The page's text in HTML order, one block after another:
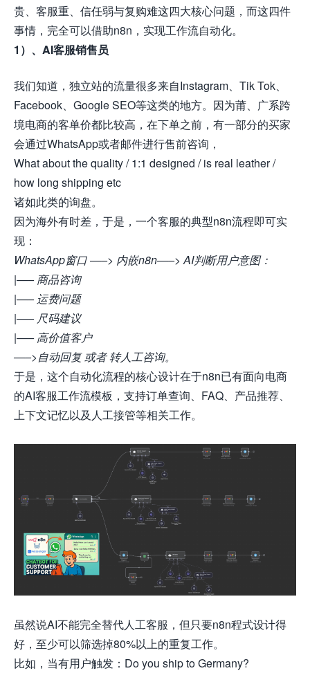
贵、客服重、信任弱与复购难这四大核心问题，而这四件
事情，完全可以借助n8n ，实现工作流自动化。
1）、AI客服销售员
我们知道，独立站的流量很多来自Instagram、Tik Tok、
Facebook、Google SEO等这类的地方。因为莆、广系跨
境电商的客单价都比较高，在下单之前，有一部分的买家
会通过WhatsApp或者邮件进行售前咨询，
What about the quality / 1:1 designed / is real leather /
how long shipping etc
诸如此类的询盘。
因为海外有时差，于是，一个客服的典型n8n流程即可实
现：
WhatsApp窗口 —–> 内嵌n8n—–> AI判断用户意图：
|—– 商品咨询
|—– 运费问题
|—– 尺码建议
|—– 高价值客户
—–>自动回复 或者 转人工咨询。
于是，这个自动化流程的核心设计在于n8n已有面向电商
的AI客服工作流模板，支持订单查询、FAQ、产品推荐、
上下文记忆以及人工接管等相关工作。
虽然说AI不能完全替代人工客服，但只要n8n程式设计得
好，至少可以筛选掉80%以上的重复工作。
比如，当有用户触发：Do you ship to Germany?